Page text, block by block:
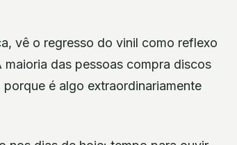
vê o regresso do vinil como reflexo
maioria das pessoas compra discos
é algo extraordinariamente